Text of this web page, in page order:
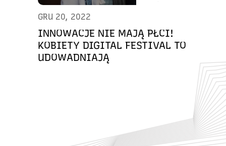
GRU 20, 2022
INNOWACJE NIE MAJĄ PŁCI!
KOBIETY DIGITAL FESTIVAL TO
UDOWADNIAJĄ